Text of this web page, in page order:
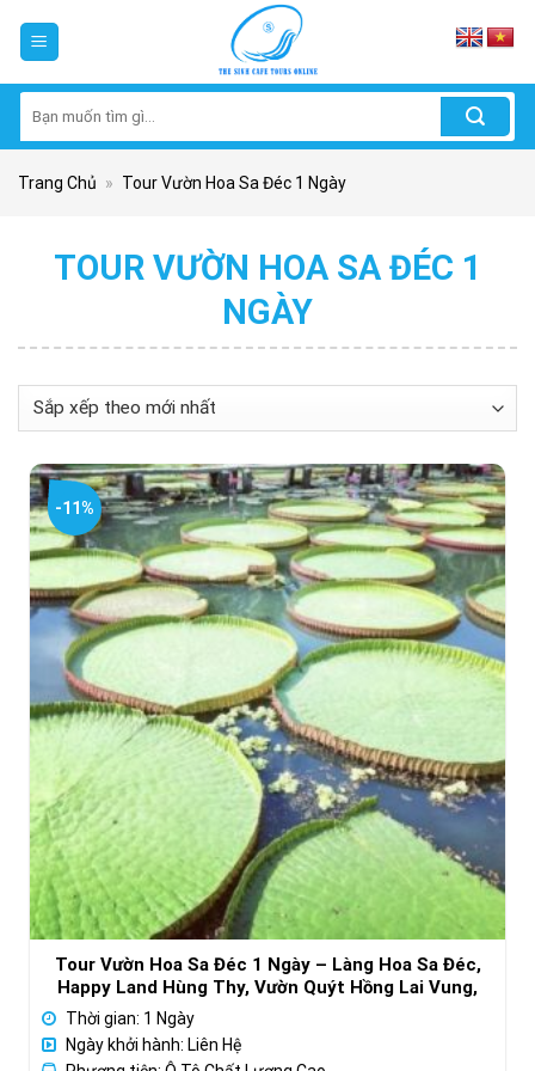
kiếm:
Trang Chủ » Tour Vườn Hoa Sa Đéc 1 Ngày
TOUR VƯỜN HOA SA ĐÉC 1
NGÀY
-11%
Tour Vườn Hoa Sa Đéc 1 Ngày – Làng Hoa Sa Đéc,
Happy Land Hùng Thy, Vườn Quýt Hồng Lai Vung,
Thời gian: 1 Ngày
Ngày khởi hành: Liên Hệ